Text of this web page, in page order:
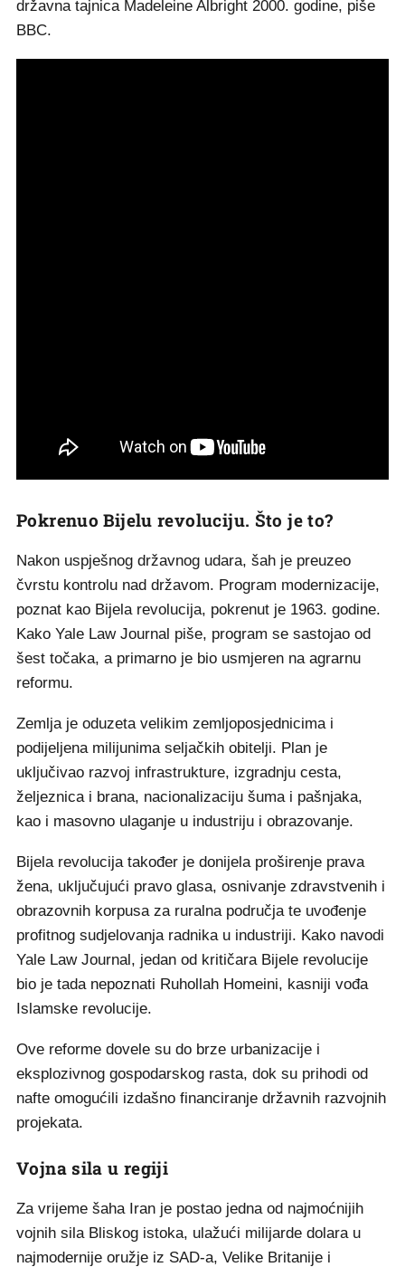
državna tajnica Madeleine Albright 2000. godine, piše
BBC.
Pokrenuo Bijelu revoluciju. Što je to?
Nakon uspješnog državnog udara, šah je preuzeo
čvrstu kontrolu nad državom. Program modernizacije,
poznat kao Bijela revolucija, pokrenut je 1963. godine.
Kako Yale Law Journal piše, program se sastojao od
šest točaka, a primarno je bio usmjeren na agrarnu
reformu.
Zemlja je oduzeta velikim zemljoposjednicima i
podijeljena milijunima seljačkih obitelji. Plan je
uključivao razvoj infrastrukture, izgradnju cesta,
željeznica i brana, nacionalizaciju šuma i pašnjaka,
kao i masovno ulaganje u industriju i obrazovanje.
Bijela revolucija također je donijela proširenje prava
žena, uključujući pravo glasa, osnivanje zdravstvenih i
obrazovnih korpusa za ruralna područja te uvođenje
profitnog sudjelovanja radnika u industriji. Kako navodi
Yale Law Journal, jedan od kritičara Bijele revolucije
bio je tada nepoznati Ruhollah Homeini, kasniji vođa
Islamske revolucije.
Ove reforme dovele su do brze urbanizacije i
eksplozivnog gospodarskog rasta, dok su prihodi od
nafte omogućili izdašno financiranje državnih razvojnih
projekata.
Vojna sila u regiji
Za vrijeme šaha Iran je postao jedna od najmoćnijih
vojnih sila Bliskog istoka, ulažući milijarde dolara u
najmodernije oružje iz SAD-a, Velike Britanije i